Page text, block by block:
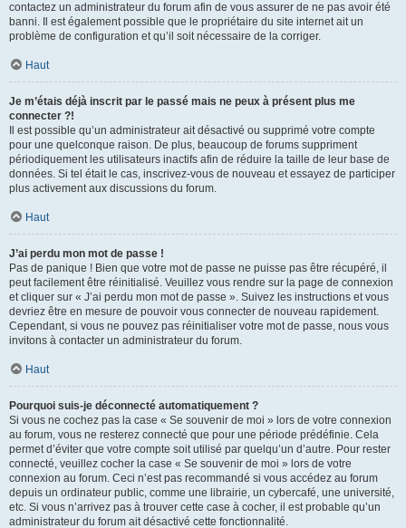
contactez un administrateur du forum afin de vous assurer de ne pas avoir été
banni. Il est également possible que le propriétaire du site internet ait un
problème de configuration et qu’il soit nécessaire de la corriger.
Haut
Je m’étais déjà inscrit par le passé mais ne peux à présent plus me
connecter ?!
Il est possible qu’un administrateur ait désactivé ou supprimé votre compte
pour une quelconque raison. De plus, beaucoup de forums suppriment
périodiquement les utilisateurs inactifs afin de réduire la taille de leur base de
données. Si tel était le cas, inscrivez-vous de nouveau et essayez de participer
plus activement aux discussions du forum.
Haut
J’ai perdu mon mot de passe !
Pas de panique ! Bien que votre mot de passe ne puisse pas être récupéré, il
peut facilement être réinitialisé. Veuillez vous rendre sur la page de connexion
et cliquer sur « J’ai perdu mon mot de passe ». Suivez les instructions et vous
devriez être en mesure de pouvoir vous connecter de nouveau rapidement.
Cependant, si vous ne pouvez pas réinitialiser votre mot de passe, nous vous
invitons à contacter un administrateur du forum.
Haut
Pourquoi suis-je déconnecté automatiquement ?
Si vous ne cochez pas la case « Se souvenir de moi » lors de votre connexion
au forum, vous ne resterez connecté que pour une période prédéfinie. Cela
permet d’éviter que votre compte soit utilisé par quelqu’un d’autre. Pour rester
connecté, veuillez cocher la case « Se souvenir de moi » lors de votre
connexion au forum. Ceci n’est pas recommandé si vous accédez au forum
depuis un ordinateur public, comme une librairie, un cybercafé, une université,
etc. Si vous n’arrivez pas à trouver cette case à cocher, il est probable qu’un
administrateur du forum ait désactivé cette fonctionnalité.